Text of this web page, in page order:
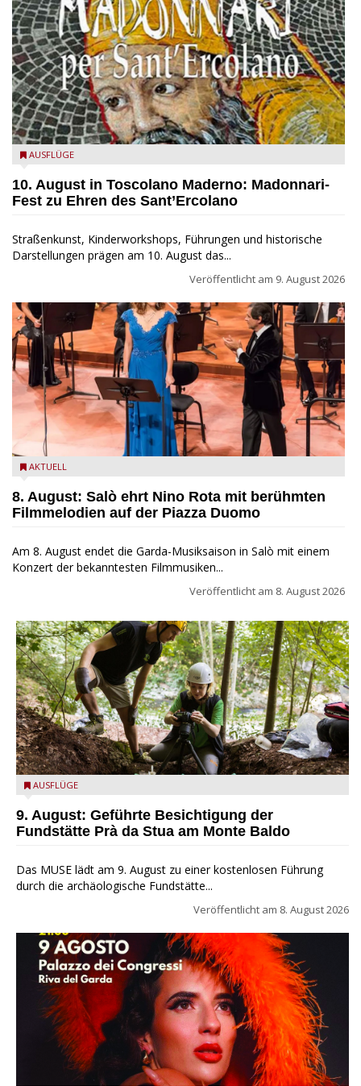
Toscolano Maderno: "Madonnari per Sant'Ercolano"
AUSFLÜGE
10. August in Toscolano Maderno: Madonnari-
Fest zu Ehren des Sant’Ercolano
Straßenkunst, Kinderworkshops, Führungen und historische
Darstellungen prägen am 10. August das...
Veröffentlicht am 9. August 2026
Estate Musicale del Garda: Salò ehrt Nino Rota
AKTUELL
8. August: Salò ehrt Nino Rota mit berühmten
Filmmelodien auf der Piazza Duomo
Am 8. August endet die Garda-Musiksaison in Salò mit einem
Konzert der bekanntesten Filmmusiken...
Veröffentlicht am 8. August 2026
die archäologische Fundstätte Riparo Prà da Stua am Monte
AUSFLÜGE
9. August: Geführte Besichtigung der
Fundstätte Prà da Stua am Monte Baldo
Das MUSE lädt am 9. August zu einer kostenlosen Führung
durch die archäologische Fundstätte...
Veröffentlicht am 8. August 2026